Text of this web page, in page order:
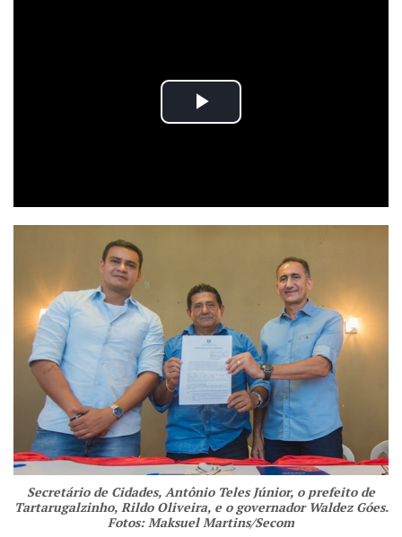
Secretário de Cidades, Antônio Teles Júnior, o prefeito de
Tartarugalzinho, Rildo Oliveira, e o governador Waldez Góes.
Fotos: Maksuel Martins/Secom